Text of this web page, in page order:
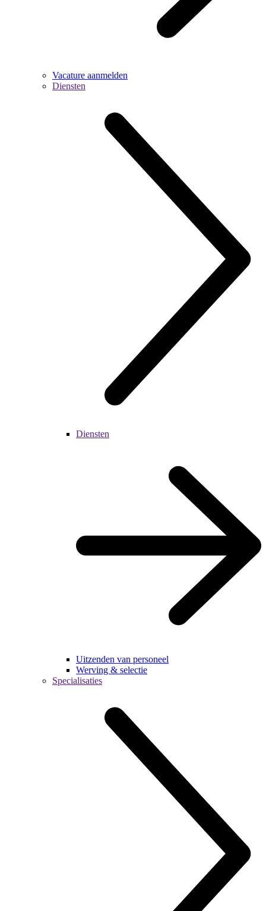
Vacature aanmelden
Diensten
Diensten
Uitzenden van personeel
Werving & selectie
Specialisaties